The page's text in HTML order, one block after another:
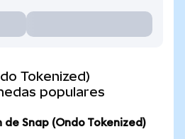
Tokenized)
populares
de Snap (Ondo Tokenized)